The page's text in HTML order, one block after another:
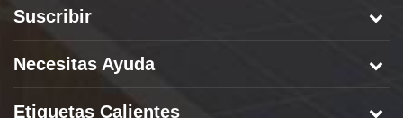
Suscribir
Necesitas Ayuda
Etiquetas Calientes